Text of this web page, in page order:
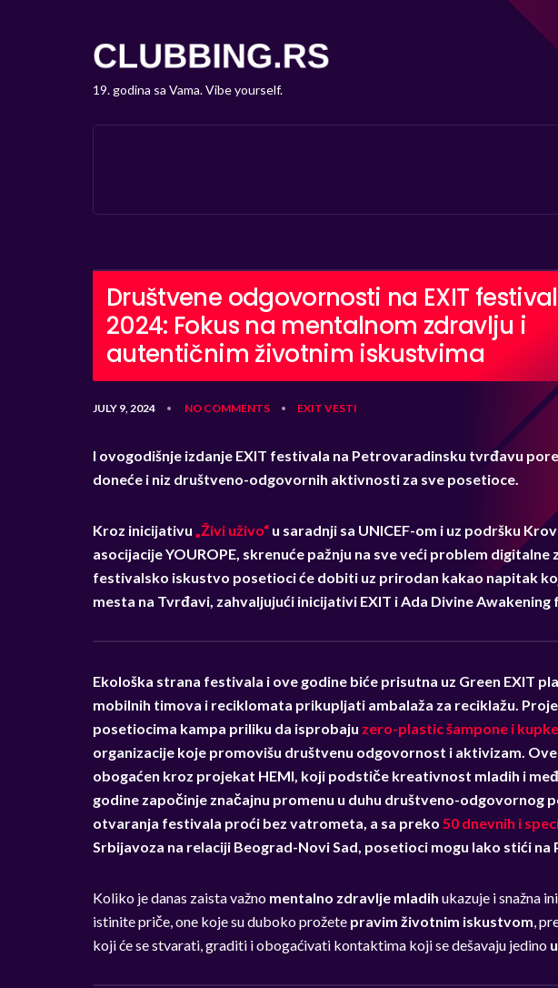
19. godina sa Vama. Vibe yourself.
Društvene odgovornosti na EXIT
2024: Fokus na mentalnom zdravlju i
autentičnim životnim iskustvima
JULY 9, 2024 • NO COMMENTS • EXIT VESTI
I ovogodišnje izdanje EXIT festivala na Petrovaradinsku tvrđavu
doneće i niz društveno-odgovornih aktivnosti za sve posetioce.
Kroz inicijativu „Živi uživo“ u saradnji sa UNICEF-om i uz podršku
asocijacije YOUROPE, skrenuće pažnju na sve veći problem
festivalsko iskustvo posetioci će dobiti uz prirodan kakao napitak
mesta na Tvrđavi, zahvaljujući inicijativi EXIT i Ada Divine Awakening
Ekološka strana festivala i ove godine biće prisutna uz Green EXIT
mobilnih timova i reciklomata prikupljati ambalaža za reciklažu.
posetiocima kampa priliku da isprobaju zero-plastic šampone i kupke
organizacije koje promovišu društvenu odgovornost i aktivizam.
obogaćen kroz projekat HEMI, koji podstiče kreativnost mladih i
godine započinje značajnu promenu u duhu društveno-odgovornog
otvaranja festivala proći bez vatrometa, a sa preko 50 dnevnih i
Srbijavoza na relaciji Beograd-Novi Sad, posetioci mogu lako stići
Koliko je danas zaista važno mentalno zdravlje mladih ukazuje i snažna
istinite priče, one koje su duboko prožete pravim životnim iskustvom,
koji će se stvarati, graditi i obogaćivati kontaktima koji se dešavaju jedino